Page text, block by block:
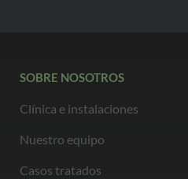
SOBRE NOSOTROS
Clínica e instalaciones
Nuestro equipo
Casos tratados